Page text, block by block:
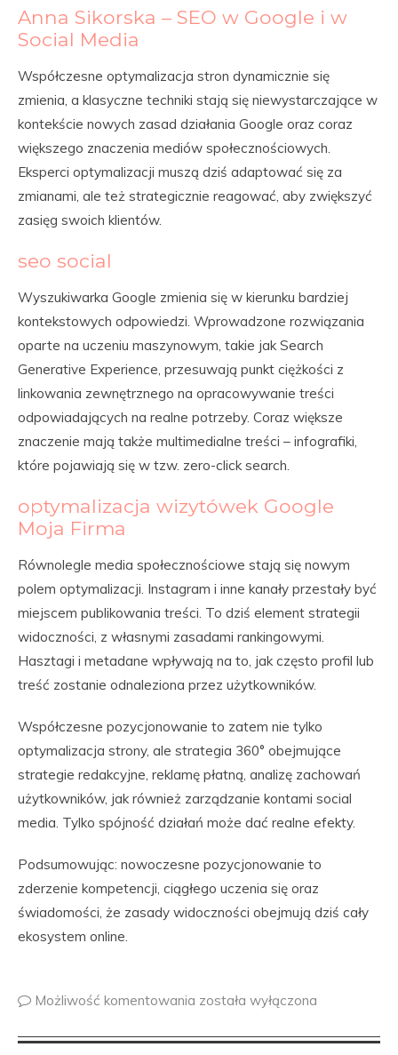
Anna Sikorska – SEO w Google i w
Social Media
Współczesne optymalizacja stron dynamicznie się
zmienia, a klasyczne techniki stają się niewystarczające w
kontekście nowych zasad działania Google oraz coraz
większego znaczenia mediów społecznościowych.
Eksperci optymalizacji muszą dziś adaptować się za
zmianami, ale też strategicznie reagować, aby zwiększyć
zasięg swoich klientów.
seo social
Wyszukiwarka Google zmienia się w kierunku bardziej
kontekstowych odpowiedzi. Wprowadzone rozwiązania
oparte na uczeniu maszynowym, takie jak Search
Generative Experience, przesuwają punkt ciężkości z
linkowania zewnętrznego na opracowywanie treści
odpowiadających na realne potrzeby. Coraz większe
znaczenie mają także multimedialne treści – infografiki,
które pojawiają się w tzw. zero-click search.
optymalizacja wizytówek Google
Moja Firma
Równolegle media społecznościowe stają się nowym
polem optymalizacji. Instagram i inne kanały przestały być
miejscem publikowania treści. To dziś element strategii
widoczności, z własnymi zasadami rankingowymi.
Hasztagi i metadane wpływają na to, jak często profil lub
treść zostanie odnaleziona przez użytkowników.
Współczesne pozycjonowanie to zatem nie tylko
optymalizacja strony, ale strategia 360° obejmujące
strategie redakcyjne, reklamę płatną, analizę zachowań
użytkowników, jak również zarządzanie kontami social
media. Tylko spójność działań może dać realne efekty.
Podsumowując: nowoczesne pozycjonowanie to
zderzenie kompetencji, ciągłego uczenia się oraz
świadomości, że zasady widoczności obejmują dziś cały
ekosystem online.
Możliwość komentowania została wyłączona